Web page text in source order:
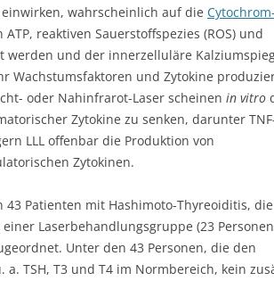
wahrscheinlich auf die
reaktiven Sauerstoffspezies (ROS) und
werden und der innerzelluläre
Wachstumsfaktoren und Zytokine
oder Nahinfrarot-Laser scheinen in vitro
Zytokine zu senken, darunter
LLL offenbar die Produktion von
Zytokinen.
Patienten mit Hashimoto-Thyreoiditis,
Laserbehandlungsgruppe (23
Unter den 43 Personen, die den
TSH, T3 und T4 im Normbereich, kein